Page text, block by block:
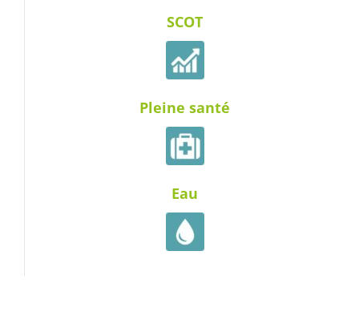
SCOT
Pleine santé
Eau